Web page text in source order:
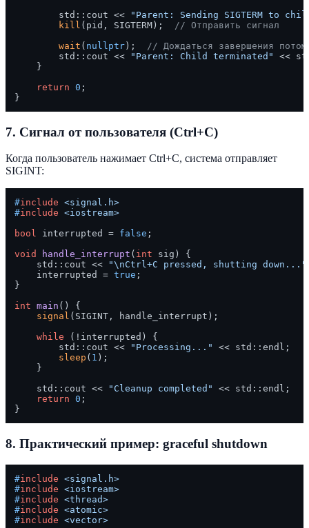
        std::cout <<
"Parent: Sending SIGTERM to
kill (pid, SIGTERM);
// Отправить сигнал
wait ( nullptr );
// Дождаться завершения
        std::cout <<
"Parent: Child terminated"
<<
    }
return 0 ;
7. Сигнал от пользователя (Ctrl+C)
Когда пользователь нажимает Ctrl+C, система отправляет
SIGINT:
#include <signal.h>
#include <iostream>
bool interrupted = false ;
void
handle_interrupt ( int sig)
{
    std::cout <<
"\nCtrl+C pressed, shutting down..."
    interrupted =
true ;
}
int main ()
{
signal (SIGINT, handle_interrupt);
while (!interrupted) {
        std::cout <<
"Processing..."
<< std::endl;
sleep ( 1 );
    }
    std::cout <<
"Cleanup completed"
<< std::endl;
return 0 ;
8. Практический пример: graceful shutdown
#include <signal.h>
#include <iostream>
#include <thread>
#include <atomic>
#include <vector>